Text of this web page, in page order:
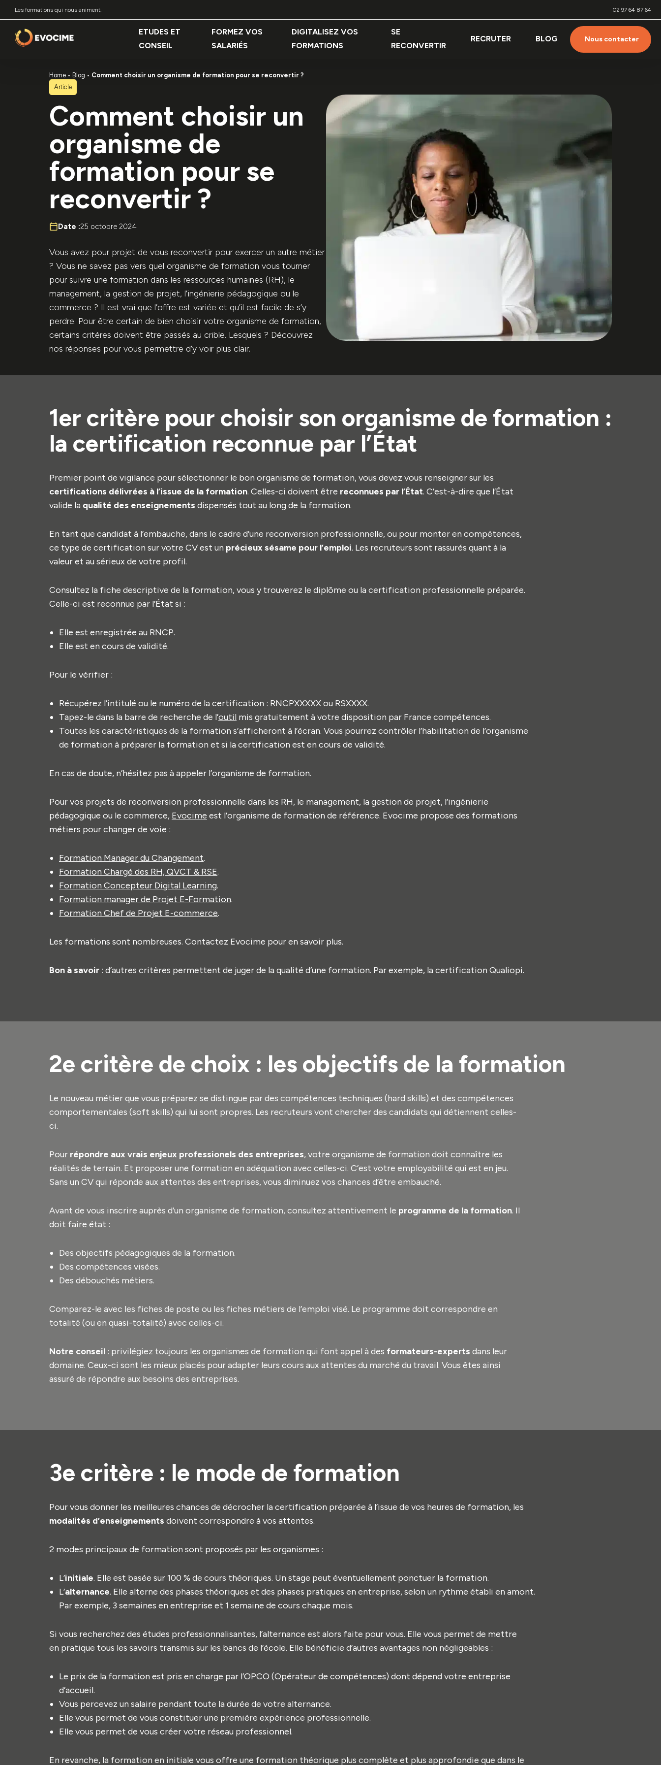
ETUDES ET
CONSEIL
FORMEZ VOS
SALARIÉS
DIGITALISEZ VOS
FORMATIONS
SE
RECONVERTIR
RECRUTER BLOG Nous contacter
Les formations qui nous animent. 02 97 64 87 64
Home Blog
Comment choisir un organisme de formation pour se reconvertir ?
Article
Comment choisir un
organisme de
formation pour se
reconvertir ?
Date :25 octobre 2024
Vous avez pour projet de vous reconvertir pour exercer un autre métier
? Vous ne savez pas vers quel organisme de formation vous tourner
pour suivre une formation dans les ressources humaines (RH), le
management, la gestion de projet, l’ingénierie pédagogique ou le
commerce ? Il est vrai que l’offre est variée et qu’il est facile de s’y
perdre. Pour être certain de bien choisir votre organisme de formation,
certains critères doivent être passés au crible. Lesquels ? Découvrez
nos réponses pour vous permettre d’y voir plus clair.
1er critère pour choisir son organisme de formation :
la certification reconnue par l’État
Premier point de vigilance pour sélectionner le bon organisme de formation, vous devez vous renseigner sur les
certifications délivrées à l’issue de la formation. Celles-ci doivent être reconnues par l’État. C’est-à-dire que l’État
valide la qualité des enseignements dispensés tout au long de la formation.
En tant que candidat à l’embauche, dans le cadre d’une reconversion professionnelle, ou pour monter en compétences,
ce type de certification sur votre CV est un précieux sésame pour l’emploi. Les recruteurs sont rassurés quant à la
valeur et au sérieux de votre profil.
Consultez la fiche descriptive de la formation, vous y trouverez le diplôme ou la certification professionnelle préparée.
Celle-ci est reconnue par l’État si :
Elle est enregistrée au RNCP.
Elle est en cours de validité.
Pour le vérifier :
Récupérez l’intitulé ou le numéro de la certification : RNCPXXXXX ou RSXXXX.
Tapez-le dans la barre de recherche de l’outil mis gratuitement à votre disposition par France compétences.
Toutes les caractéristiques de la formation s’afficheront à l’écran. Vous pourrez contrôler l’habilitation de l’organisme
de formation à préparer la formation et si la certification est en cours de validité.
En cas de doute, n’hésitez pas à appeler l’organisme de formation.
Pour vos projets de reconversion professionnelle dans les RH, le management, la gestion de projet, l’ingénierie
pédagogique ou le commerce, Evocime est l’organisme de formation de référence. Evocime propose des formations
métiers pour changer de voie :
Formation Manager du Changement.
Formation Chargé des RH, QVCT & RSE.
Formation Concepteur Digital Learning.
Formation manager de Projet E-Formation.
Formation Chef de Projet E-commerce.
Les formations sont nombreuses. Contactez Evocime pour en savoir plus.
Bon à savoir : d’autres critères permettent de juger de la qualité d’une formation. Par exemple, la certification Qualiopi.
2e critère de choix : les objectifs de la formation
Le nouveau métier que vous préparez se distingue par des compétences techniques (hard skills) et des compétences
comportementales (soft skills) qui lui sont propres. Les recruteurs vont chercher des candidats qui détiennent celles-
ci.
Pour répondre aux vrais enjeux professionels des entreprises, votre organisme de formation doit connaître les
réalités de terrain. Et proposer une formation en adéquation avec celles-ci. C’est votre employabilité qui est en jeu.
Sans un CV qui réponde aux attentes des entreprises, vous diminuez vos chances d’être embauché.
Avant de vous inscrire auprès d’un organisme de formation, consultez attentivement le programme de la formation. Il
doit faire état :
Des objectifs pédagogiques de la formation.
Des compétences visées.
Des débouchés métiers.
Comparez-le avec les fiches de poste ou les fiches métiers de l’emploi visé. Le programme doit correspondre en
totalité (ou en quasi-totalité) avec celles-ci.
Notre conseil : privilégiez toujours les organismes de formation qui font appel à des formateurs-experts dans leur
domaine. Ceux-ci sont les mieux placés pour adapter leurs cours aux attentes du marché du travail. Vous êtes ainsi
assuré de répondre aux besoins des entreprises.
3e critère : le mode de formation
Pour vous donner les meilleures chances de décrocher la certification préparée à l’issue de vos heures de formation, les
modalités d’enseignements doivent correspondre à vos attentes.
2 modes principaux de formation sont proposés par les organismes :
L’initiale. Elle est basée sur 100 % de cours théoriques. Un stage peut éventuellement ponctuer la formation.
L’alternance. Elle alterne des phases théoriques et des phases pratiques en entreprise, selon un rythme établi en amont.
Par exemple, 3 semaines en entreprise et 1 semaine de cours chaque mois.
Si vous recherchez des études professionnalisantes, l’alternance est alors faite pour vous. Elle vous permet de mettre
en pratique tous les savoirs transmis sur les bancs de l’école. Elle bénéficie d’autres avantages non négligeables :
Le prix de la formation est pris en charge par l’OPCO (Opérateur de compétences) dont dépend votre entreprise
d’accueil.
Vous percevez un salaire pendant toute la durée de votre alternance.
Elle vous permet de vous constituer une première expérience professionnelle.
Elle vous permet de vous créer votre réseau professionnel.
En revanche, la formation en initiale vous offre une formation théorique plus complète et plus approfondie que dans le